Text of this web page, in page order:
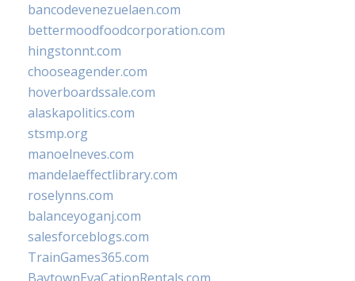
bancodevenezuelaen.com
bettermoodfoodcorporation.com
hingstonnt.com
chooseagender.com
hoverboardssale.com
alaskapolitics.com
stsmp.org
manoelneves.com
mandelaeffectlibrary.com
roselynns.com
balanceyoganj.com
salesforceblogs.com
TrainGames365.com